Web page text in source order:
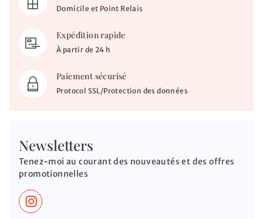
Domicile et Point Relais
Expédition rapide
À partir de 24 h
Paiement sécurisé
Protocol SSL/Protection des données
Newsletters
Tenez-moi au courant des nouveautés et des offres
promotionnelles